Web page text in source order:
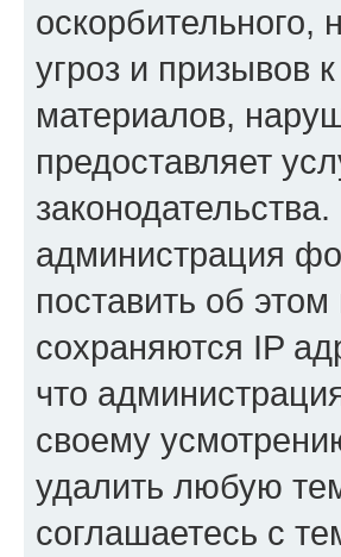
оскорбительного,
угроз и призывов
материалов,
предоставляет
администрация
поставить об
сохраняются IP
что
своему
удалить любую
соглашаетесь с